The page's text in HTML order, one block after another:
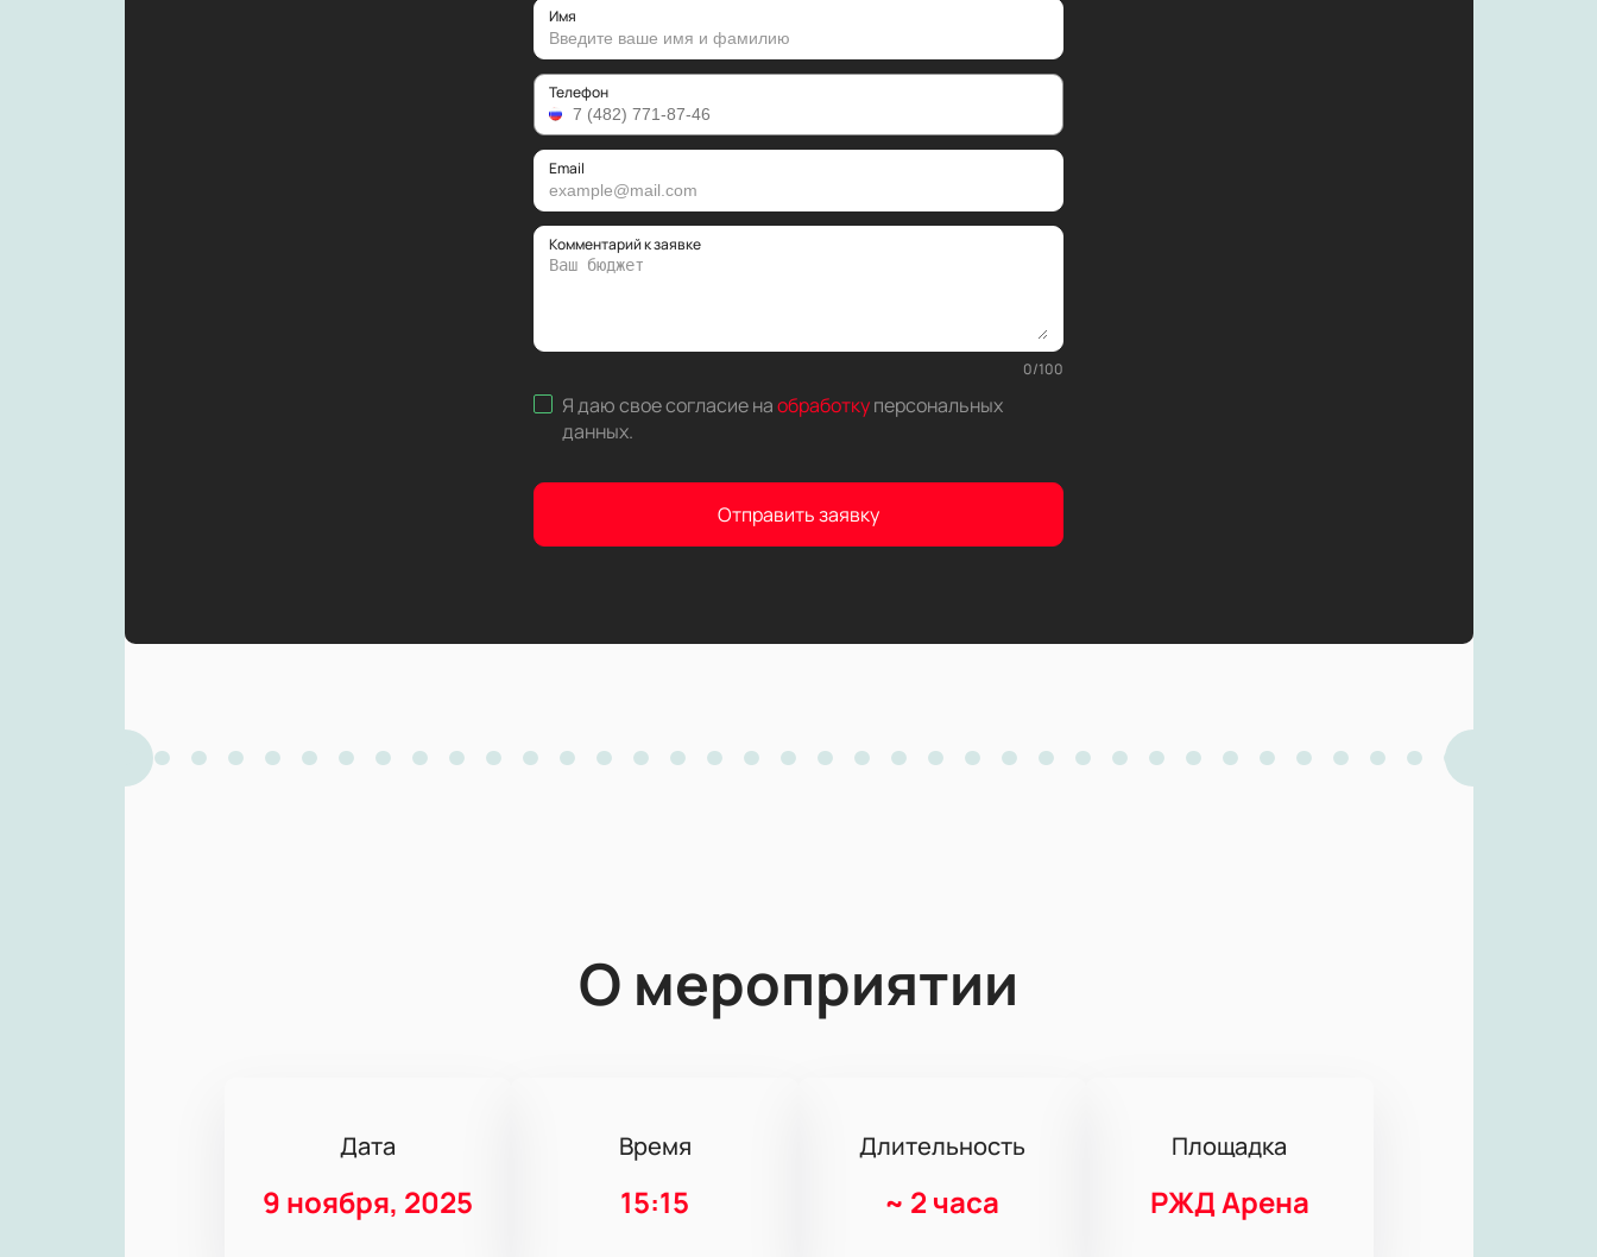
Имя
Телефон
Email
Комментарий к заявке
0/100
Я даю свое согласие наобработкуперсональных
данных.
Отправить заявку
О мероприятии
Дата
9 ноября, 2025
Время
15:15
Длительность
~ 2 часа
Площадка
РЖД Арена